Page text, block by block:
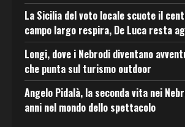
La Sicilia del voto locale scuote il
campo largo respira, De Luca resta
Longi, dove i Nebrodi diventano
che punta sul turismo outdoor
Angelo Pidalà, la seconda vita nei
anni nel mondo dello spettacolo